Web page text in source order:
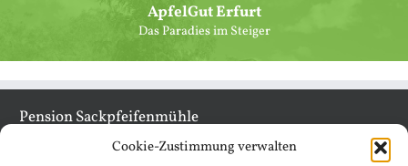
Cookie-Zustimmung verwalten
ApfelGut Erfurt
Das Paradies im Steiger
Pension Sackpfeifenmühle